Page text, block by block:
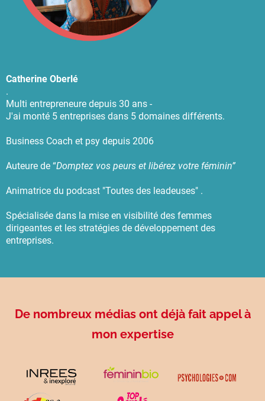
Catherine Oberlé
.
Multi entrepreneure depuis 30 ans -
J'ai monté 5 entreprises dans 5 domaines différents.
Business Coach et psy depuis 2006
Auteure de “Domptez vos peurs et libérez votre féminin”
Animatrice du podcast "Toutes des leadeuses" .
Spécialisée dans la mise en visibilité des femmes
dirigeantes et les stratégies de développement des
entreprises.
De nombreux médias ont déjà fait appel à
mon expertise